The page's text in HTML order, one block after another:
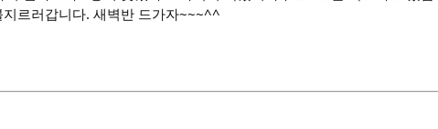
르러갑니다. 새벽반 드가자~~~^^